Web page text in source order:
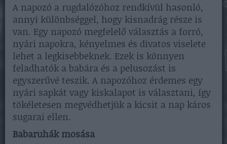
A napozó a rugdalózóhoz rendkívül hasonló,
annyi különbséggel, hogy kisnadrág része is
van. Egy napozó megfelelő választás a forró,
nyári napokra, kényelmes és divatos viselete
lehet a legkisebbeknek. Ezek is könnyen
feladhatók a babára és a pelusozást is
egyszerűvé teszik. A napozóhoz érdemes egy
nyári sapkát vagy kiskalapot is választani, így
tökéletesen megvédhetjük a kicsit a nap káros
sugarai ellen.
Babaruhák mosása